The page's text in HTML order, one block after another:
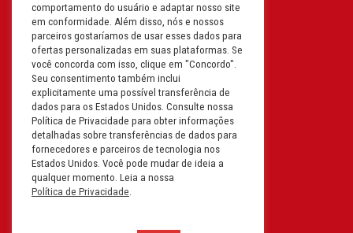
Therapark - Jundiaí - São Paulo
CEP: 13.213-087 | CNPJ:
61.193.496/0018-08
I.E: 407.642.800.114
Filial: Rua em Projeto G, 728 – Letra A
B C D
Tabuleiro do Martins – Maceió -
Alagoas
CEP. 57081-036 | CNPJ:
61.193.496/0014-76
comportamento do usuário e adaptar nosso site
em conformidade. Além disso, nós e nossos
parceiros gostaríamos de usar esses dados para
ofertas personalizadas em suas plataformas. Se
você concorda com isso, clique em "Concordo".
Seu consentimento também inclui
explicitamente uma possível transferência de
dados para os Estados Unidos. Consulte nossa
Política de Privacidade para obter informações
detalhadas sobre transferências de dados para
fornecedores e parceiros de tecnologia nos
Estados Unidos. Você pode mudar de ideia a
qualquer momento. Leia a nossa
Política de Privacidade.